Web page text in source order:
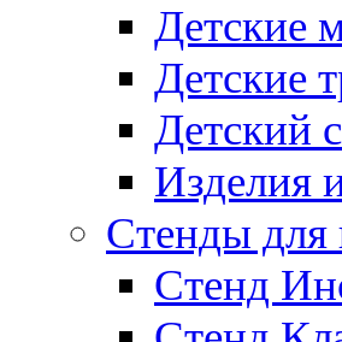
Детские
Детские
Детский
Изделия
Стенды для
Стенд